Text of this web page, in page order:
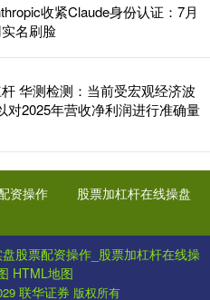
收紧Claude身份认证：7月
名刷脸
华测检测：当前受宏观经济波
对2025年营收净利润进行准确量
资操作 股票加杠杆在线操盘
股票配资操作_股票加杠杆在线操
HTML地图
联华证券 版权所有